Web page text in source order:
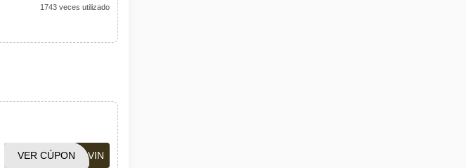
1743 veces utilizado
SAVIN
VER CÚPON